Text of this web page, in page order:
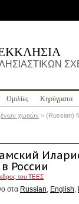
Ομιλίες Κηρύγματα
χωρών > (Russian)
России
του ΤΕΕΣ
στα Russian, English,